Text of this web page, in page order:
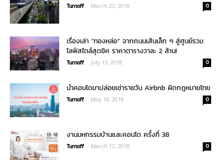
Turnoff - March 23, 2018 0
เรื่องเล่า “ทองหล่อ” จากถนนเส้นเล็ก ๆ สู่ศูนย์รวม
ไลฟ์สไตล์สุดชิค ราคาตารางวาละ 2 ล้าน!
Turnoff - July 13, 2018 0
นำคอนโดมาปล่อยเช่ารายวัน Airbnb ผิดกฎหมายไทย
Turnoff - May 18, 2018 0
งานมหกรรมบ้านและคอนโด ครั้งที่ 38
Turnoff - March 12, 2018 0